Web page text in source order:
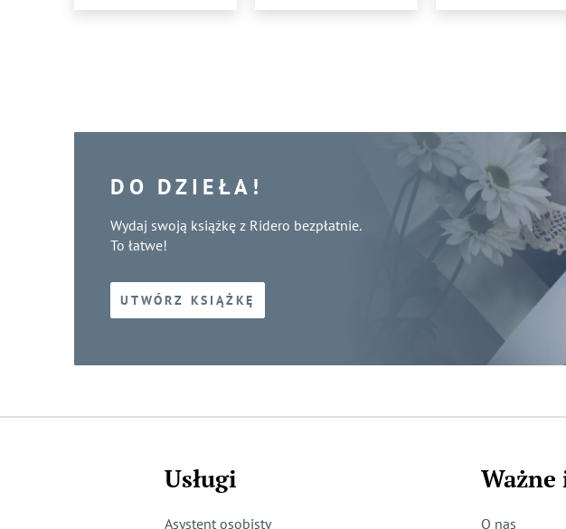
DO DZIEŁA!
Wydaj swoją książkę z Ridero bezpłatnie.
To łatwe!
UTWÓRZ KSIĄŻKĘ
Usługi
Asystent osobisty O nas